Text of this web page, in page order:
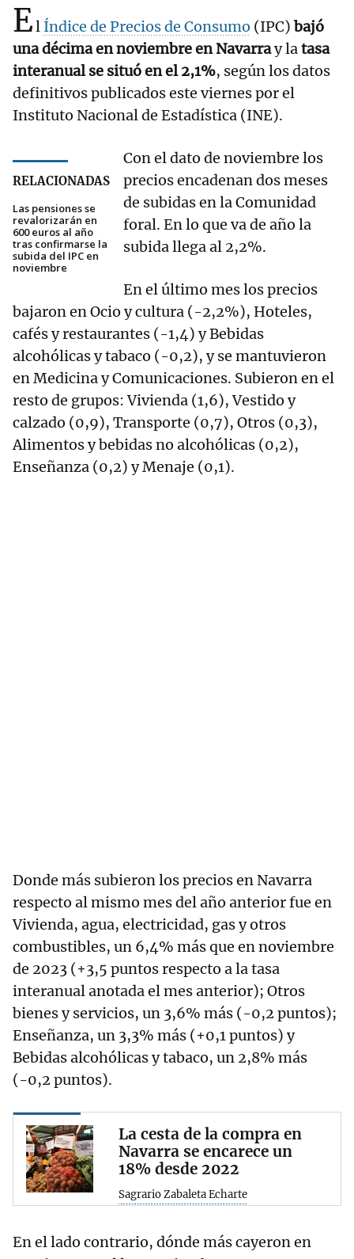
El Índice de Precios de Consumo (IPC) bajó
una décima en noviembre en Navarray latasa
interanual se situó en el 2,1%, según los datos
definitivos publicados este viernes por el
Instituto Nacional de Estadística (INE).
RELACIONADAS
Las pensiones se
revalorizarán en
600 euros al año
tras confirmarse la
subida del IPC en
noviembre
Con el dato de noviembre los
precios encadenan dos meses
de subidas en la Comunidad
foral. En lo que va de año la
subida llega al 2,2%.
En el último mes los precios
bajaron en Ocio y cultura (-2,2%), Hoteles,
cafés y restaurantes (-1,4) y Bebidas
alcohólicas y tabaco (-0,2), y se mantuvieron
en Medicina y Comunicaciones. Subieron en el
resto de grupos: Vivienda (1,6), Vestido y
calzado (0,9), Transporte (0,7), Otros (0,3),
Alimentos y bebidas no alcohólicas (0,2),
Enseñanza (0,2) y Menaje (0,1).
Donde más subieron los precios en Navarra
respecto al mismo mes del año anterior fue en
Vivienda, agua, electricidad, gas y otros
combustibles, un 6,4% más que en noviembre
de 2023 (+3,5 puntos respecto a la tasa
interanual anotada el mes anterior); Otros
bienes y servicios, un 3,6% más (-0,2 puntos);
Enseñanza, un 3,3% más (+0,1 puntos) y
Bebidas alcohólicas y tabaco, un 2,8% más
(-0,2 puntos).
La cesta de la compra en
Navarra se encarece un
18% desde 2022
Sagrario Zabaleta Echarte
En el lado contrario, dónde más cayeron en